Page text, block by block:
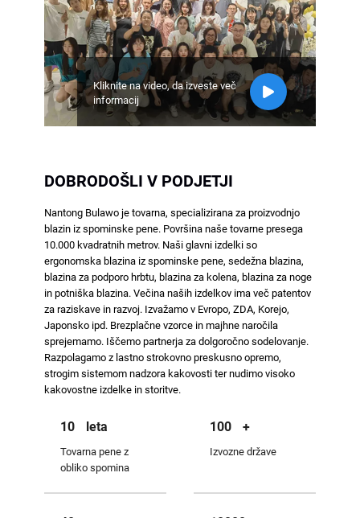
Kliknite na video, da izveste več
informacij
DOBRODOŠLI V PODJETJI
Nantong Bulawo je tovarna, specializirana za proizvodnjo
blazin iz spominske pene. Površina naše tovarne presega
10.000 kvadratnih metrov. Naši glavni izdelki so
ergonomska blazina iz spominske pene, sedežna blazina,
blazina za podporo hrbtu, blazina za kolena, blazina za noge
in potniška blazina. Večina naših izdelkov ima več patentov
za raziskave in razvoj. Izvažamo v Evropo, ZDA, Korejo,
Japonsko ipd. Brezplačne vzorce in majhne naročila
sprejemamo. Iščemo partnerja za dolgoročno sodelovanje.
Razpolagamo z lastno strokovno preskusno opremo,
strogim sistemom nadzora kakovosti ter nudimo visoko
kakovostne izdelke in storitve.
10 leta
Tovarna pene z
obliko spomina
100 +
Izvozne države